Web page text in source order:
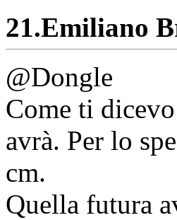
21.Emiliano
@Dongle
Come ti
avrà. Per lo
cm.
Quella futura